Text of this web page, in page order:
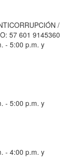
/
57 601 9145360
- 5:00 p.m. y
- 5:00 p.m. y
- 4:00 p.m. y